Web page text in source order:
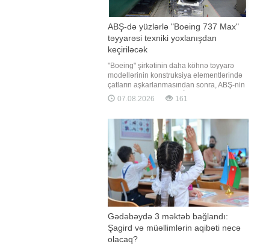
ABŞ-də yüzlərlə "Boeing 737 Max"
təyyarəsi texniki yoxlanışdan
keçiriləcək
"Boeing" şirkətinin daha köhnə təyyarə
modellərinin konstruksiya elementlərində
çatların aşkarlanmasından sonra, ABŞ-nin
Federal Mülki Aviasiya İdarəsi (FAA)
yüzlərlə "Boeing 737 Max" hava gəmisinin
verir ki, bu barədə ABŞ-nin federal
reyestrini
07.08.2026 161
Gədəbəydə 3 məktəb bağlandı:
Şagird və müəllimlərin aqibəti necə
olacaq?